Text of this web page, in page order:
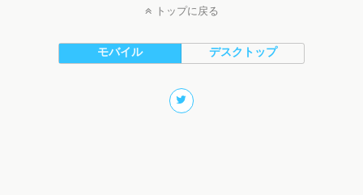
トップに戻る
モバイル デスクトップ